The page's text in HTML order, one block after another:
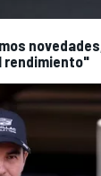
rendimiento"